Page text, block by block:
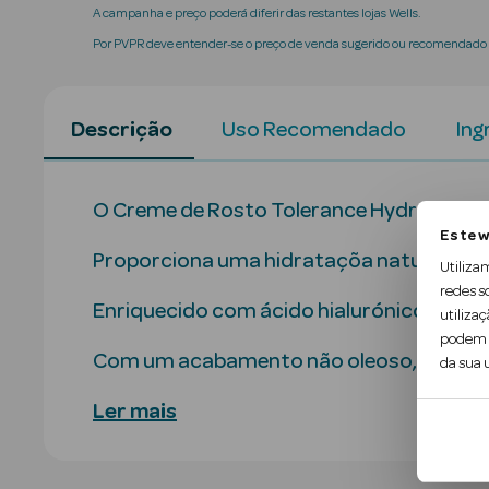
Este
redes
podem
da sua
A campanha e preço poderá diferir das restantes lojas Wells.
Por PVPR deve entender-se o preço de venda sugerido ou
Descrição Uso Recomendado
O Creme de Rosto Tolerance Hydra da
Proporciona uma hidrataçõa natural à
Enriquecido com ácido hialurónico, a
Com um acabamento não oleoso, tem
Ler mais